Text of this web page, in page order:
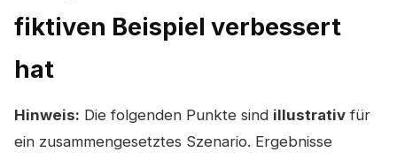
fiktiven Beispiel verbessert
hat
Hinweis: Die folgenden Punkte sind illustrativ für
ein zusammengesetztes Szenario. Ergebnisse